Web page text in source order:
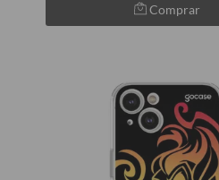
Comprar